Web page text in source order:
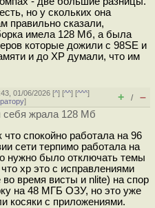
но у скольких она
правильно сказали,
имела 128 Мб, а была
которые дожили с 98SE и
и до XP думали, что им
01/06/2026 [^] [^^] [^^^]
] + / –
себя жрала 128 Мб
что спокойно работала на 96
сети терпимо работала на
нужно было отключать темы
xp это с исправлениями
время висты и nlite) на спор
на 48 МГБ ОЗУ, но это уже
косяки с приложениями.